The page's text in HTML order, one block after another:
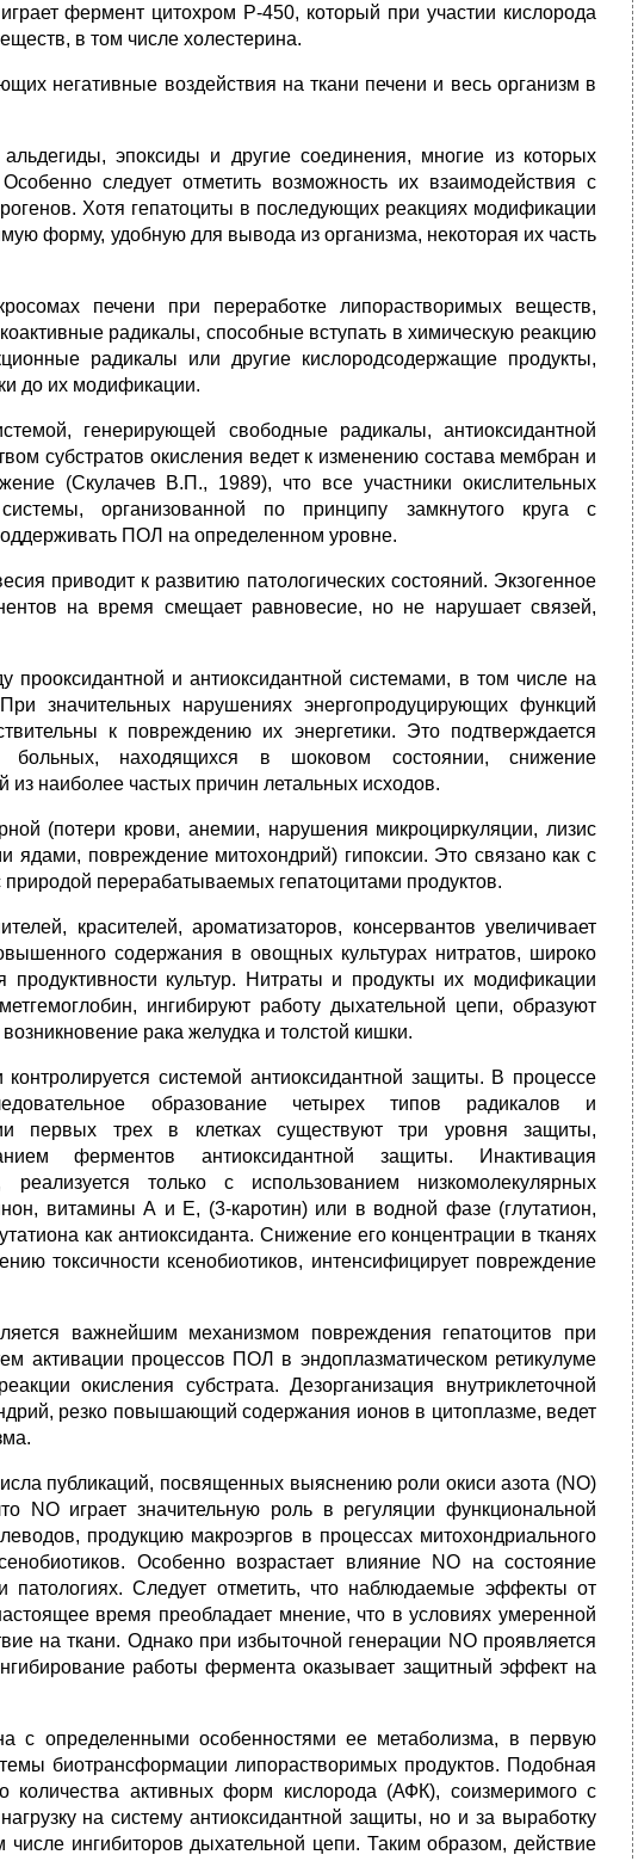
фермент цитохром Р-450, который при участии кислорода
в том числе холестерина.
негативные воздействия на ткани печени и весь организм в
эпоксиды и другие соединения, многие из которых
следует отметить возможность их взаимодействия с
Хотя гепатоциты в последующих реакциях модификации
форму, удобную для вывода из организма, некоторая их часть
печени при переработке липорастворимых веществ,
радикалы, способные вступать в химическую реакцию
радикалы или другие кислородсодержащие продукты,
до их модификации.
генерирующей свободные радикалы, антиоксидантной
субстратов окисления ведет к изменению состава мембран и
(Скулачев В.П., 1989), что все участники окислительных
организованной по принципу замкнутого круга с
ПОЛ на определенном уровне.
приводит к развитию патологических состояний. Экзогенное
на время смещает равновесие, но не нарушает связей,
и антиоксидантной системами, в том числе на
При значительных нарушениях энергопродуцирующих функций
к повреждению их энергетики. Это подтверждается
больных, находящихся в шоковом состоянии, снижение
наиболее частых причин летальных исходов.
(потери крови, анемии, нарушения микроциркуляции, лизис
ядами, повреждение митохондрий) гипоксии. Это связано как с
перерабатываемых гепатоцитами продуктов.
красителей, ароматизаторов, консервантов увеличивает
содержания в овощных культурах нитратов, широко
культур. Нитраты и продукты их модификации
ингибируют работу дыхательной цепи, образуют
рака желудка и толстой кишки.
системой антиоксидантной защиты. В процессе
образование четырех типов радикалов и
первых трех в клетках существуют три уровня защиты,
ферментов антиоксидантной защиты. Инактивация
только с использованием низкомолекулярных
витамины А и Е, (3-каротин) или в водной фазе (глутатион,
как антиоксиданта. Снижение его концентрации в тканях
токсичности ксенобиотиков, интенсифицирует повреждение
важнейшим механизмом повреждения гепатоцитов при
активации процессов ПОЛ в эндоплазматическом ретикулуме
окисления субстрата. Дезорганизация внутриклеточной
резко повышающий содержания ионов в цитоплазме, ведет
публикаций, посвященных выяснению роли окиси азота (NO)
NO играет значительную роль в регуляции функциональной
продукцию макроэргов в процессах митохондриального
Особенно возрастает влияние NO на состояние
патологиях. Следует отметить, что наблюдаемые эффекты от
время преобладает мнение, что в условиях умеренной
на ткани. Однако при избыточной генерации NO проявляется
работы фермента оказывает защитный эффект на
с определенными особенностями ее метаболизма, в первую
биотрансформации липорастворимых продуктов. Подобная
количества активных форм кислорода (АФК), соизмеримого с
на систему антиоксидантной защиты, но и за выработку
числе ингибиторов дыхательной цепи. Таким образом, действие